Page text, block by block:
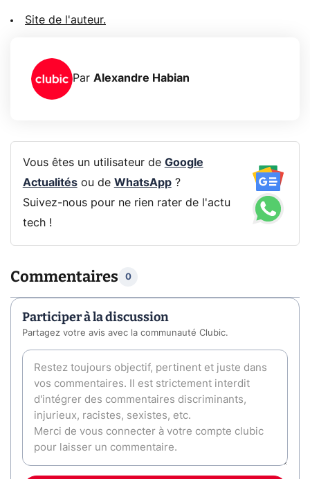
Site de l'auteur.
Par Alexandre Habian
Vous êtes un utilisateur de Google
Actualitésou de WhatsApp?
Suivez-nous pour ne rien rater de l'actu
tech !
Commentaires 0
Participer à la discussion
Partagez votre avis avec la communauté Clubic.